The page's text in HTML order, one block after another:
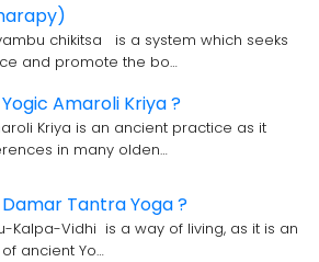
chikitsa is a system which seeks
and promote the bo…
Amaroli Kriya ?
Kriya is an ancient practice as it
in many olden…
Tantra Yoga ?
Kalpa-Vidhi is a way of living, as it is an
ancient Yo…